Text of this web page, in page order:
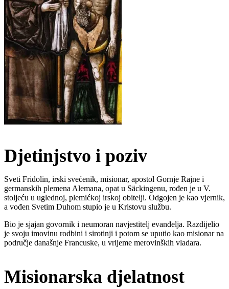
Djetinjstvo i poziv
Sveti Fridolin, irski svećenik, misionar, apostol Gornje Rajne i
germanskih plemena Alemana, opat u Säckingenu, rođen je u V.
stoljeću u uglednoj, plemićkoj irskoj obitelji. Odgojen je kao vjernik,
a vođen Svetim Duhom stupio je u Kristovu službu.
Bio je sjajan govornik i neumoran navjestitelj evanđelja. Razdijelio
je svoju imovinu rodbini i sirotinji i potom se uputio kao misionar na
područje današnje Francuske, u vrijeme merovinških vladara.
Misionarska djelatnost